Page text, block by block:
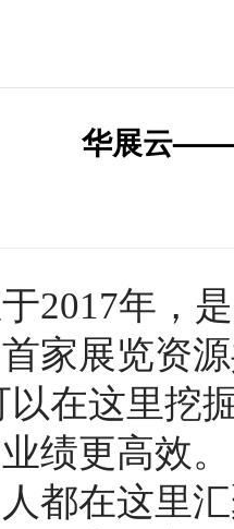
华展云——
2017年，
家展览资
以在这里挖
绩更高效。
都在这里